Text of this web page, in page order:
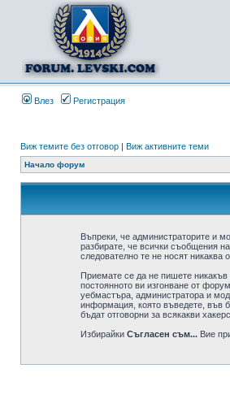
Влез Регистрация
Виж темите без отговор | Виж активните теми
Начало форум
Въпреки, че администраторите и
разбирате, че всички съобщения
следователно те не носят никаква
Приемате се да не пишете никакъв
постоянното ви изгонване от
уебмастъра, администратора и
информация, която въведете, във
бъдат отговорни за всякакви
Избирайки Съгласен съм...Вие